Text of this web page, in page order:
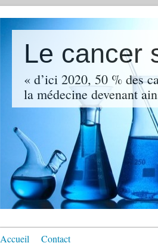
« d’ici 2020, 50 % des
la médecine devenant
Accueil Contact